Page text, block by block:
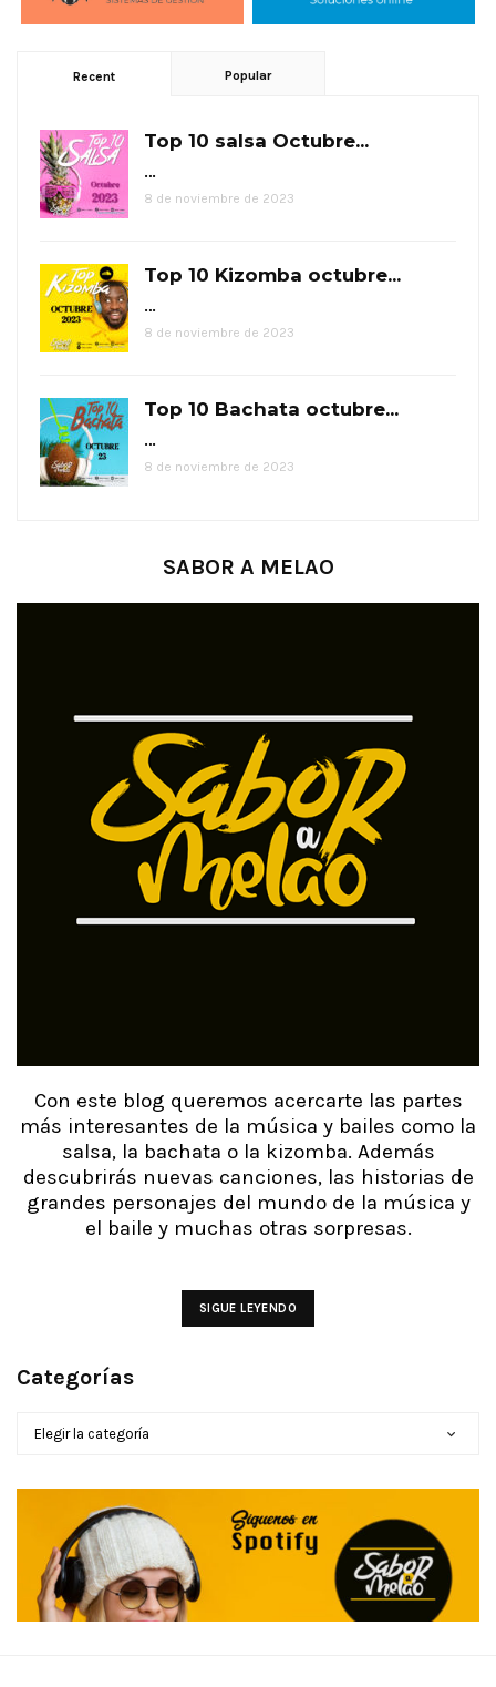
Recent Popular
Top 10 salsa Octubre...
…
8 de noviembre de 2023
Top 10 Kizomba octubre...
…
8 de noviembre de 2023
Top 10 Bachata octubre...
…
8 de noviembre de 2023
SABOR A MELAO
Con este blog queremos acercarte las partes
más interesantes de la música y bailes como la
salsa, la bachata o la kizomba. Además
descubrirás nuevas canciones, las historias de
grandes personajes del mundo de la música y
el baile y muchas otras sorpresas.
SIGUE LEYENDO
Categorías
CATEGORÍAS